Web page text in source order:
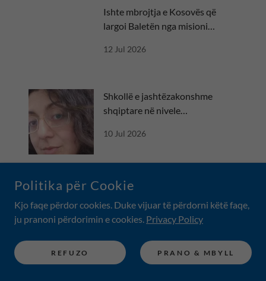
Ishte mbrojtja e Kosovës që
largoi Baletën nga misioni
12 Jul 2026
Shkollë e jashtëzakonshme
shqiptare në nivele
10 Jul 2026
RESERVED.
Politika për Cookie
Kjo faqe përdor cookies. Duke vijuar të përdorni këtë faqe,
ju pranoni përdorimin e cookies. Privacy Policy
REFUZO PRANO & MBYLL